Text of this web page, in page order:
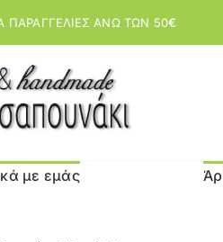
ΠΑΡΑΓΓΕΛΙΕΣ ΑΝΩ ΤΩΝ 50€
με εμάς